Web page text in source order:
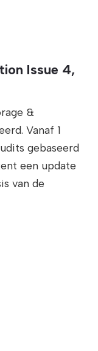
Issue 4,
&
Vanaf 1
gebaseerd
een update
van de